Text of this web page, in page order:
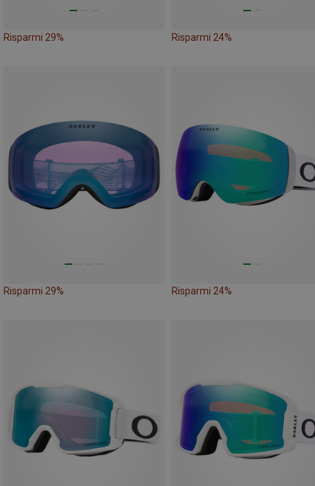
Risparmi 29% Risparmi 24%
Risparmi 29% Risparmi 24%